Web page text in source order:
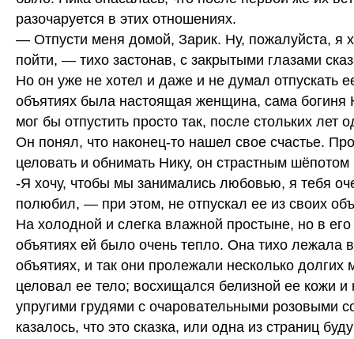
разочаруется в этих отношениях.
— Отпусти меня домой, Зарик. Ну, пожалуйста, я
пойти, — тихо застонав, с закрытыми глазами
Но он уже не хотел и даже и не думал отпускать
объятиях была настоящая женщина, сама богиня
мог бы отпустить просто так, после стольких лет
Он понял, что наконец-то нашел свое счастье.
целовать и обнимать Нику, он страстным шёпотом
-Я хочу, чтобы мы занимались любовью, я тебя
полюбил, — при этом, не отпускал ее из своих
На холодной и слегка влажной простыне, но в его
объятиях ей было очень тепло. Она тихо лежала
объятиях, и так они пролежали несколько долгих
целовал ее тело; восхищался белизной ее кожи и
упругими грудями с очаровательными розовыми
казалось, что это сказка, или одна из страниц